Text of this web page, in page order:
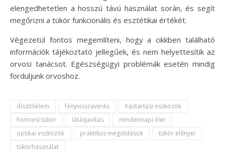
elengedhetetlen a hosszú távú használat során, és segít
megőrizni a tükör funkcionális és esztétikai értékét.
Végezetül fontos megemlíteni, hogy a cikkben található
információk tájékoztató jellegűek, és nem helyettesítik az
orvosi tanácsot. Egészségügyi problémák esetén mindig
forduljunk orvoshoz.
díszítőelem fényvisszaverés
háztartási eszközök
homorú tükör
látásjavítás
mindennapi élet
optikai eszközök
praktikus megoldások
tükör előnyei
tükörhasználat